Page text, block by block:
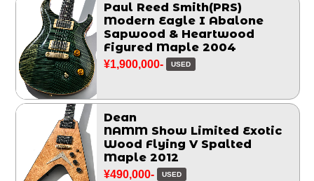
Paul Reed Smith(PRS)
Modern Eagle I Abalone
Sapwood & Heartwood
Figured Maple 2004
¥1,900,000- USED
Dean
NAMM Show Limited Exotic
Wood Flying V Spalted
Maple 2012
¥490,000- USED